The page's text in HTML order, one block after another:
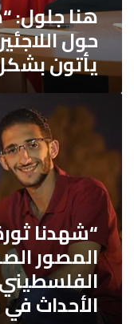
والمهاجرين
الذين
يأتون
بشكل
غير
نظامي”
هنا جلول:
حول
يأتون
“شهدنا
إعلامية”
حوار
المصور
الصحفي
والناشط
الفلسطيني
عبد
العفو
“شهدنا
المصور
الأحداث